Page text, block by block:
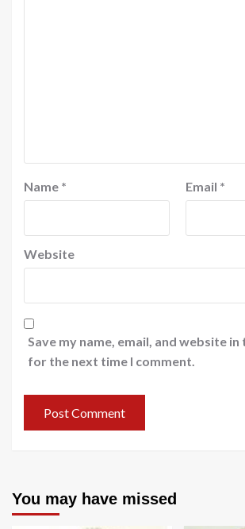
Name * Email *
Website
Save my name, email, and website
for the next time I comment.
You may have missed